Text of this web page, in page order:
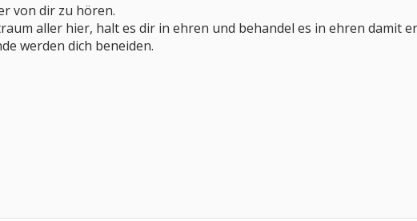
von dir zu hören.
aller hier, halt es dir in ehren und behandel es in ehren damit
werden dich beneiden.